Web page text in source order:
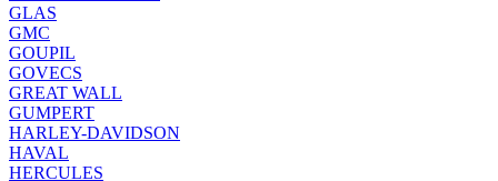
GLAS
GMC
GOUPIL
GOVECS
GREAT WALL
GUMPERT
HARLEY-DAVIDSON
HAVAL
HERCULES